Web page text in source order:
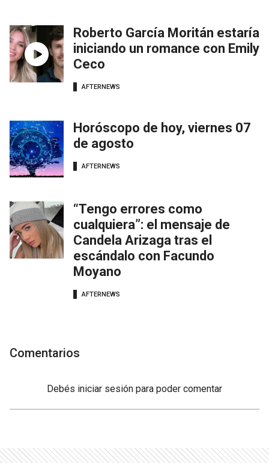
Roberto García Moritán estaría
iniciando un romance con Emily
Ceco
AFTERNEWS
Horóscopo de hoy, viernes 07
de agosto
AFTERNEWS
“Tengo errores como
cualquiera”: el mensaje de
Candela Arizaga tras el
escándalo con Facundo
Moyano
AFTERNEWS
Comentarios
Debés iniciar sesión para poder comentar